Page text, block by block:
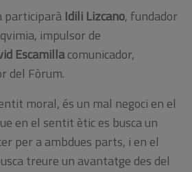
participarà Idili Lizcano, fundador
, impulsor de
Escamillacomunicador,
del Fòrum.
moral, és un mal negoci en el
en el sentit ètices busca un
per a ambdues parts, i en el
treure un avantatge des del